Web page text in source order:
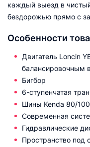
каждый выезд в
бездорожью прямо с
Особенности
Двигатель Loncin
балансировочным
Бигбор
6-ступенчатая
Шины Kenda 80/
Современная
Гидравлические
Пространство под